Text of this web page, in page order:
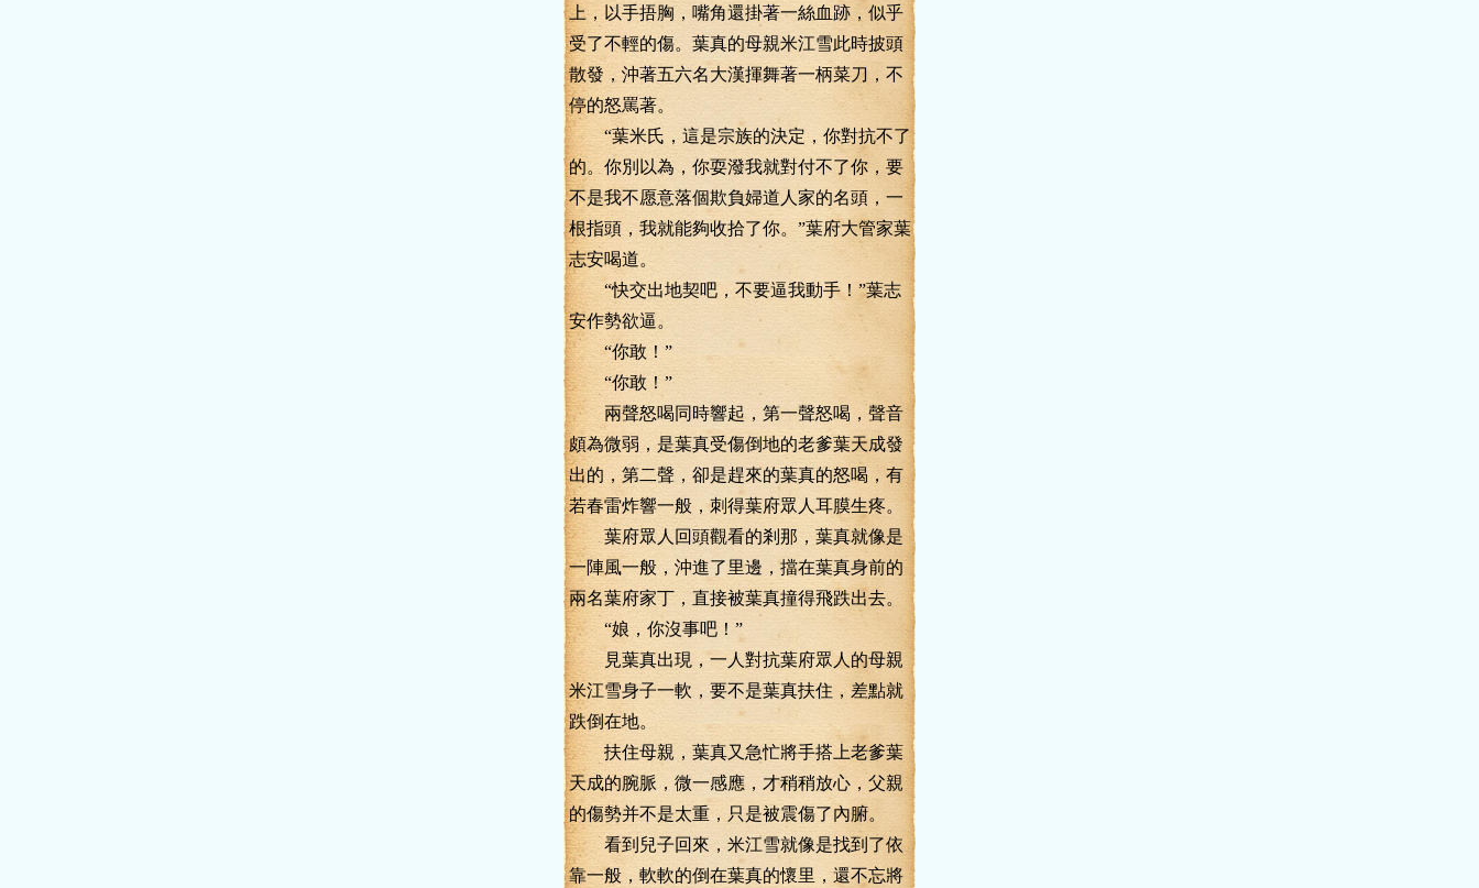
上，以手捂胸，嘴角還掛著一絲血跡，似乎
受了不輕的傷。葉真的母親米江雪此時披頭
散發，沖著五六名大漢揮舞著一柄菜刀，不
停的怒罵著。
“葉米氏，這是宗族的決定，你對抗不了
的。你別以為，你耍潑我就對付不了你，要
不是我不愿意落個欺負婦道人家的名頭，一
根指頭，我就能夠收拾了你。”葉府大管家葉
志安喝道。
“快交出地契吧，不要逼我動手！”葉志
安作勢欲逼。
“你敢！”
“你敢！”
兩聲怒喝同時響起，第一聲怒喝，聲音
頗為微弱，是葉真受傷倒地的老爹葉天成發
出的，第二聲，卻是趕來的葉真的怒喝，有
若春雷炸響一般，刺得葉府眾人耳膜生疼。
葉府眾人回頭觀看的剎那，葉真就像是
一陣風一般，沖進了里邊，擋在葉真身前的
兩名葉府家丁，直接被葉真撞得飛跌出去。
“娘，你沒事吧！”
見葉真出現，一人對抗葉府眾人的母親
米江雪身子一軟，要不是葉真扶住，差點就
跌倒在地。
扶住母親，葉真又急忙將手搭上老爹葉
天成的腕脈，微一感應，才稍稍放心，父親
的傷勢并不是太重，只是被震傷了內腑。
看到兒子回來，米江雪就像是找到了依
靠一般，軟軟的倒在葉真的懷里，還不忘將